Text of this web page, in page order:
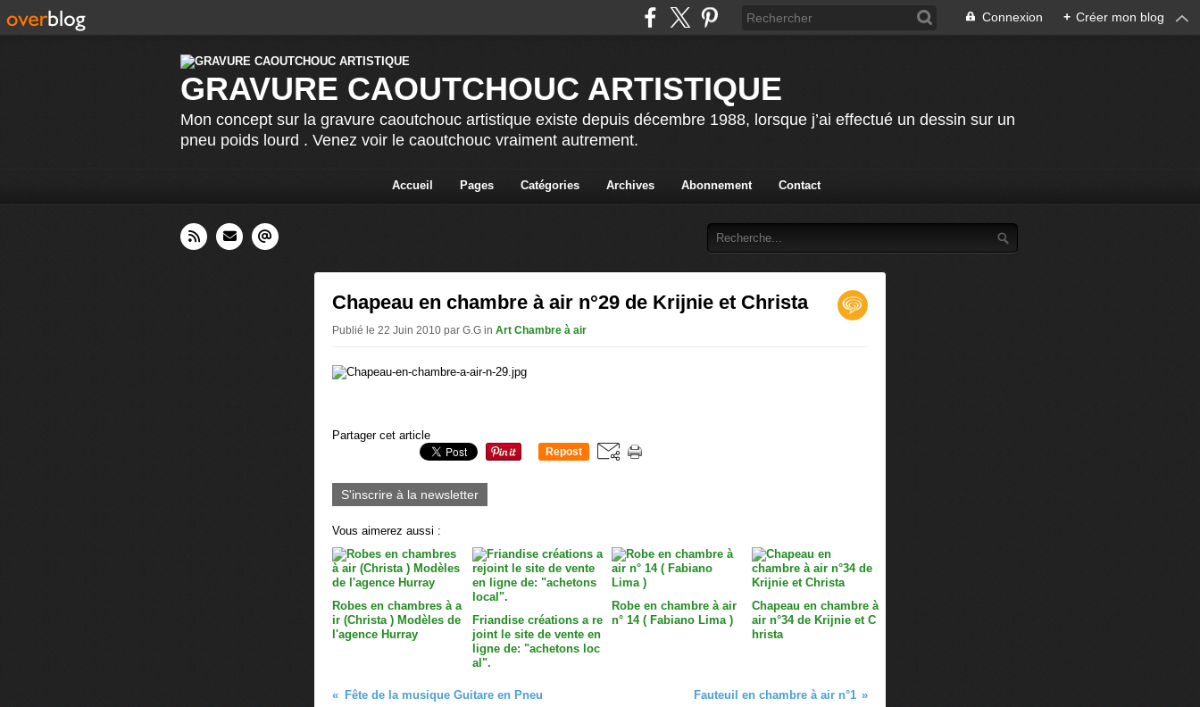
Connexion + Créer mon blog
GRAVURE CAOUTCHOUC ARTISTIQUE
Mon concept sur la gravure caoutchouc artistique existe depuis décembre 1988, lorsque j’ai effectué un dessin sur un
pneu poids lourd . Venez voir le caoutchouc vraiment autrement.
Accueil Pages Catégories Archives Abonnement Contact
Chapeau en chambre à air n°29 de Krijnie et Christa
Publié le 22 Juin 2010 par G.G in Art Chambre à air
Partager cet article
Repost
S'inscrire à la newsletter
Vous aimerez aussi :
Robes en chambres à a
ir (Christa ) Modèles de
l'agence Hurray
Friandise créations a re
joint le site de vente en
ligne de: "achetons loc
al".
Robe en chambre à air
n° 14 ( Fabiano Lima )
Chapeau en chambre à
air n°34 de Krijnie et C
hrista
Fête de la musique Guitare en Pneu Fauteuil en chambre à air n°1